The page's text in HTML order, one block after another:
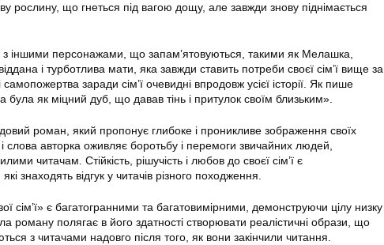
рослину, що гнеться під вагою дощу, але завжди знову піднімається
іншими персонажами, що запам’ятовуються, такими як Мелашка,
і турботлива мати, яка завжди ставить потреби своєї сім’ї вище за
заради сім’ї очевидні впродовж усієї історії. Як пише
як міцний дуб, що давав тінь і притулок своїм близьким».
роман, який пропонує глибоке і проникливе зображення своїх
і слова авторка оживляє боротьбу і перемоги звичайних людей,
читачам. Стійкість, рішучість і любов до своєї сім’ї є
знаходять відгук у читачів різного походження.
сім’ї» є багатогранними та багатовимірними, демонструючи цілу низку
роману полягає в його здатності створювати реалістичні образи, що
з читачами надовго після того, як вони закінчили читання.